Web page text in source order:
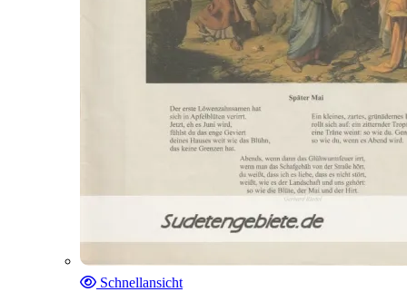
Schnellansicht